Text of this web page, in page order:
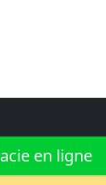
en ligne